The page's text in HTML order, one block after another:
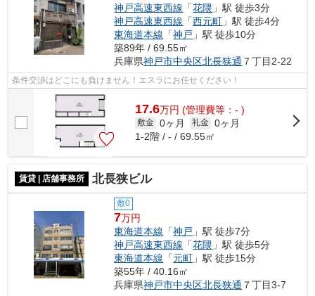
神戸高速東西線 「花隈 」駅 徒歩3分
神戸高速東西線 「西元町 」駅 徒歩4分
東海道本線 「神戸 」駅 徒歩10分
築89年 / 69.55㎡
兵庫県神戸市中央区北長狭通 ７丁目2-22
条件交渉はどこにも負けません！エスラにお任せください！
17.6万円 (管理費等：- )
敷金 0ヶ月 礼金 0ヶ月
1-2階 / - / 69.55㎡
賃貸 | 店舗事務所 北長狭ビル
敷0
7万円
東海道本線 「神戸 」駅 徒歩7分
神戸高速東西線 「花隈 」駅 徒歩5分
東海道本線 「元町 」駅 徒歩15分
築55年 / 40.16㎡
兵庫県神戸市中央区北長狭通 ７丁目3-7